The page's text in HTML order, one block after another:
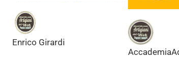
Enrico Girardi